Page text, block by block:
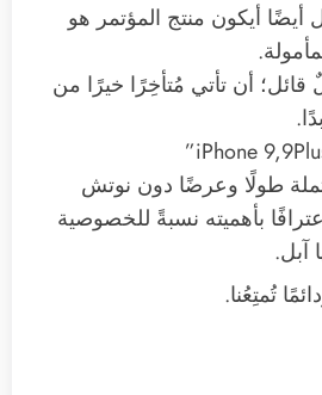
أيضًا أيكون منتج المؤتمر هو
قائل؛ أن تأتي مُتأخِرًا خيرًا من
طولًا وعرضًا دون نوتش
بأهميته نسبةً للخصوصية
آبل.
تُمتِعُنا.